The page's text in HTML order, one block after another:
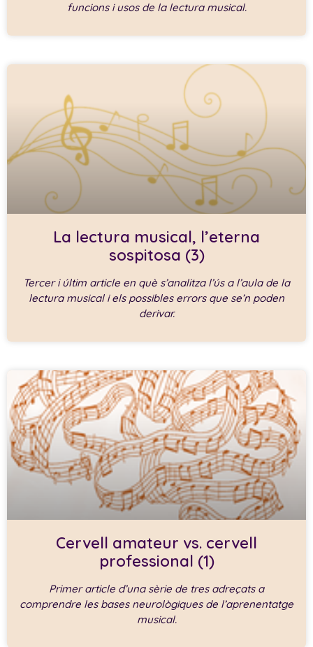
funcions i usos de la lectura musical.
La lectura musical, l’eterna
sospitosa (3)
Tercer i últim article en què s’analitza l’ús a l’aula de la
lectura musical i els possibles errors que se’n poden
derivar.
Cervell amateur vs. cervell
professional (1)
Primer article d’una sèrie de tres adreçats a
comprendre les bases neurològiques de l’aprenentatge
musical.